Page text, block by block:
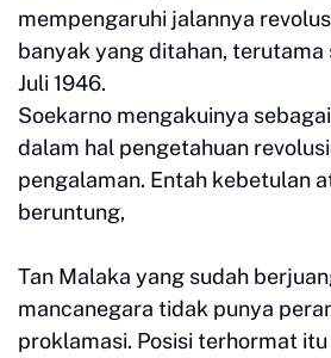
mempengaruhi jalannya
banyak yang ditahan,
Juli 1946.
Soekarno mengakuinya
dalam hal pengetahuan
pengalaman. Entah kebetulan
beruntung,
Tan Malaka yang sudah
mancanegara tidak punya
proklamasi. Posisi terhormat